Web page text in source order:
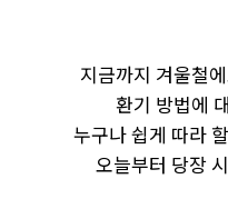
지금까지 겨울철
환기 방법에
누구나 쉽게 따라
오늘부터 당장